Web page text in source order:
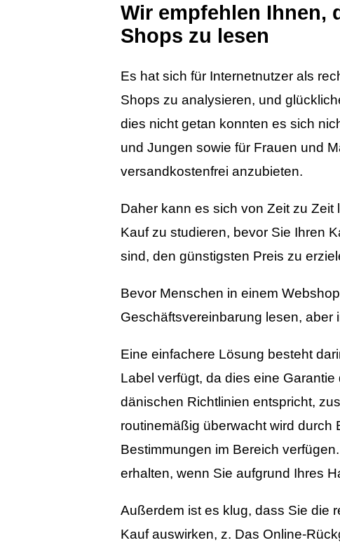
Wir empfehlen Ihnen,
Shops zu lesen
Es hat sich für Internetnutzer als
Shops zu analysieren, und
dies nicht getan konnten es sich
und Jungen sowie für Frauen und
versandkostenfrei anzubieten.
Daher kann es sich von Zeit zu
Kauf zu studieren, bevor Sie Ihren
sind, den günstigsten Preis zu
Bevor Menschen in einem
Geschäftsvereinbarung lesen, aber
Eine einfachere Lösung besteht
Label verfügt, da dies eine
dänischen Richtlinien entspricht,
routinemäßig überwacht wird durch
Bestimmungen im Bereich
erhalten, wenn Sie aufgrund Ihres
Außerdem ist es klug, dass Sie die
Kauf auswirken, z. Das Online-